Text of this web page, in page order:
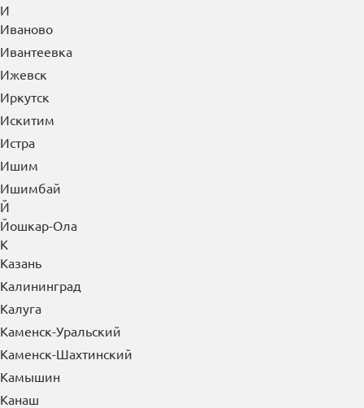
И
Иваново
Ивантеевка
Ижевск
Иркутск
Искитим
Истра
Ишим
Ишимбай
Й
Йошкар-Ола
К
Казань
Калининград
Калуга
Каменск-Уральский
Каменск-Шахтинский
Камышин
Канаш